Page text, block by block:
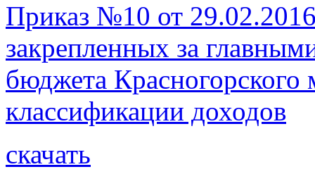
Приказ №10 от
закрепленных за
бюджета Красногорского
классификации доходов
скачать